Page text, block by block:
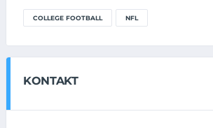
COLLEGE FOOTBALL NFL
KONTAKT